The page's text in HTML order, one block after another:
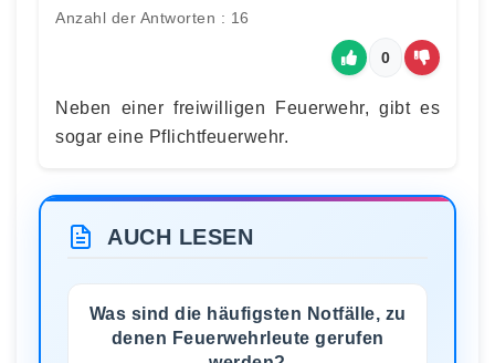
Anzahl der Antworten : 16
0
Neben einer freiwilligen Feuerwehr, gibt es
sogar eine Pflichtfeuerwehr.
AUCH LESEN
Was sind die häufigsten Notfälle, zu
denen Feuerwehrleute gerufen